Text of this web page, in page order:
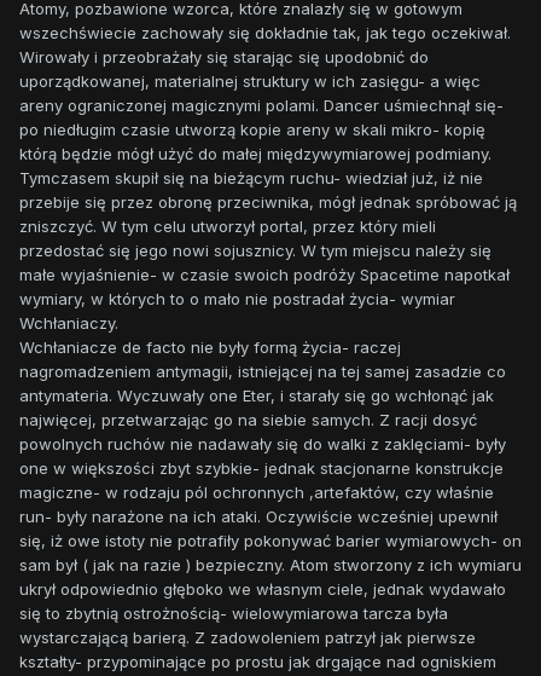
Atomy, pozbawione wzorca, które znalazły się w gotowym
wszechświecie zachowały się dokładnie tak, jak tego oczekiwał.
Wirowały i przeobrażały się starając się upodobnić do
uporządkowanej, materialnej struktury w ich zasięgu- a więc
areny ograniczonej magicznymi polami. Dancer uśmiechnął się-
po niedługim czasie utworzą kopie areny w skali mikro- kopię
którą będzie mógł użyć do małej międzywymiarowej podmiany.
Tymczasem skupił się na bieżącym ruchu- wiedział już, iż nie
przebije się przez obronę przeciwnika, mógł jednak spróbować ją
zniszczyć. W tym celu utworzył portal, przez który mieli
przedostać się jego nowi sojusznicy. W tym miejscu należy się
małe wyjaśnienie- w czasie swoich podróży Spacetime napotkał
wymiary, w których to o mało nie postradał życia- wymiar
Wchłaniaczy.
Wchłaniacze de facto nie były formą życia- raczej
nagromadzeniem antymagii, istniejącej na tej samej zasadzie co
antymateria. Wyczuwały one Eter, i starały się go wchłonąć jak
najwięcej, przetwarzając go na siebie samych. Z racji dosyć
powolnych ruchów nie nadawały się do walki z zaklęciami- były
one w większości zbyt szybkie- jednak stacjonarne konstrukcje
magiczne- w rodzaju pól ochronnych ,artefaktów, czy właśnie
run- były narażone na ich ataki. Oczywiście wcześniej upewnił
się, iż owe istoty nie potrafiły pokonywać barier wymiarowych- on
sam był ( jak na razie ) bezpieczny. Atom stworzony z ich wymiaru
ukrył odpowiednio głęboko we własnym ciele, jednak wydawało
się to zbytnią ostrożnością- wielowymiarowa tarcza była
wystarczającą barierą. Z zadowoleniem patrzył jak pierwsze
kształty- przypominające po prostu jak drgające nad ogniskiem